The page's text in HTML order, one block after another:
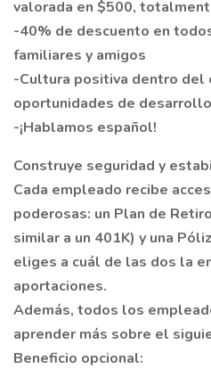
valorada en $500,
-40% de descuento en
familiares y amigos
-Cultura positiva dentro del
oportunidades de desarrollo
-¡Hablamos español!
Construye seguridad y
Cada empleado recibe
poderosas: un Plan de
similar a un 401K) y una
eliges a cuál de las dos la
aportaciones.
Además, todos los
aprender más sobre el
Beneficio opcional: